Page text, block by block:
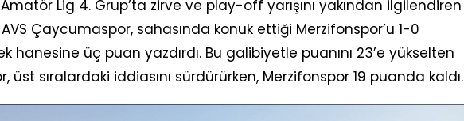
Lig 4. Grup’ta zirve ve play-off yarışını yakından ilgilendiren
Çaycumaspor, sahasında konuk ettiği Merzifonspor’u 1-0
hanesine üç puan yazdırdı. Bu galibiyetle puanını 23’e yükselten
üst sıralardaki iddiasını sürdürürken, Merzifonspor 19 puanda kaldı.